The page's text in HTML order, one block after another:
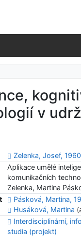
v
Zelenka, Josef,
Aplikace umělé
komunikačních
Zelenka, Martina
Pásková, Martina,
Husáková, Martina
Interdisciplinární,
studia (projekt)